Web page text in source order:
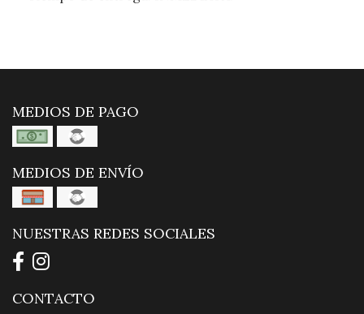
MEDIOS DE PAGO
MEDIOS DE ENVÍO
NUESTRAS REDES SOCIALES
CONTACTO